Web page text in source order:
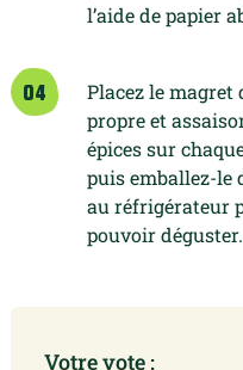
l’aide de papier
04
Placez le
propreet
épices sur
puis emballez-le
au réfrigérateur
pouvoir déguster.
Votre vote :